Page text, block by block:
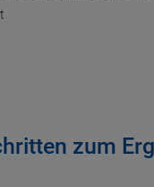
zum